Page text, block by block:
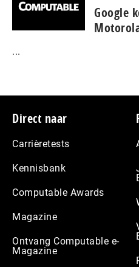
Google
...
Footer
Direct naar
Carrièretests
Kennisbank
Computable Awards
Magazine
Ontvang Computable e-
Magazine